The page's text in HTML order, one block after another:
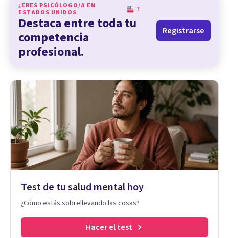
¿ERES PSICÓLOGO/A EN
ESTADOS UNIDOS
?
Destaca entre toda tu
competencia
profesional.
Registrarse
Test de tu salud mental hoy
¿Cómo estás sobrellevando las cosas?
Hacer el test